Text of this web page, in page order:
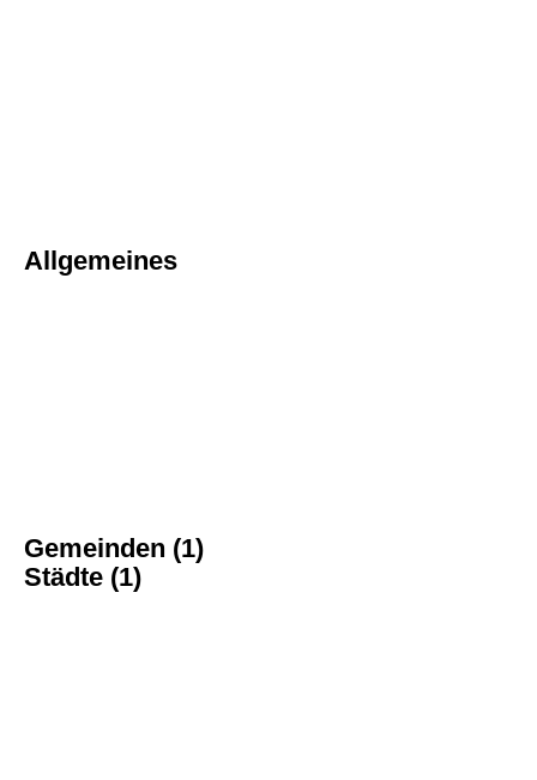
Allgemeines
Gemeinden (1)
Städte (1)